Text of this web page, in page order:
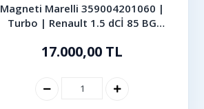
Magneti Marelli 359004201060 |
Turbo | Renault 1.5 dCİ 85 BG
17.000,00 TL